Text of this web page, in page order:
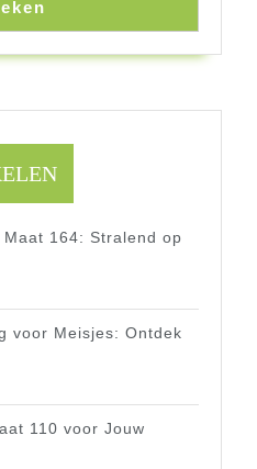
164: Stralend op
voor Meisjes: Ontdek
110 voor Jouw